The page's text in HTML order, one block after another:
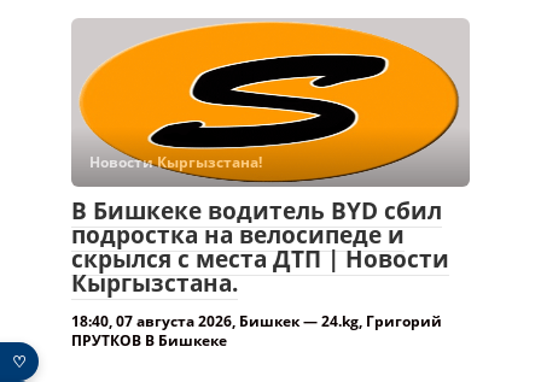
Новости Кыргызстана!
В Бишкеке водитель BYD сбил
подростка на велосипеде и
скрылся с места ДТП | Новости
Кыргызстана.
18:40, 07 августа 2026, Бишкек — 24.kg, Григорий
ПРУТКОВ В Бишкеке
♡